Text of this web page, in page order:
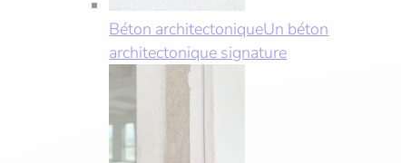
Béton architectoniqueUn béton
architectonique signature